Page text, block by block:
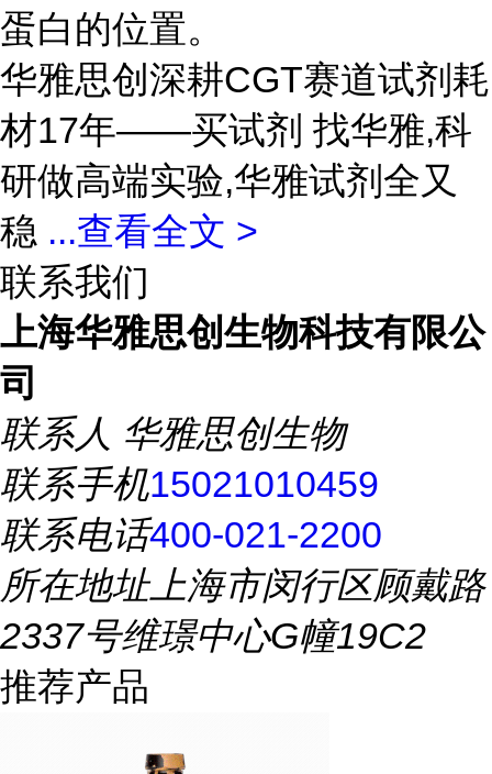
蛋白的位置。
华雅思创深耕CGT赛道试剂耗
材17年——买试剂 找华雅,科
研做高端实验,华雅试剂全又
稳 ...查看全文 >
联系我们
上海华雅思创生物科技有限公
司
联系人 华雅思创生物
联系手机15021010459
联系电话400-021-2200
所在地址上海市闵行区顾戴路
2337号维璟中心G幢19C2
推荐产品